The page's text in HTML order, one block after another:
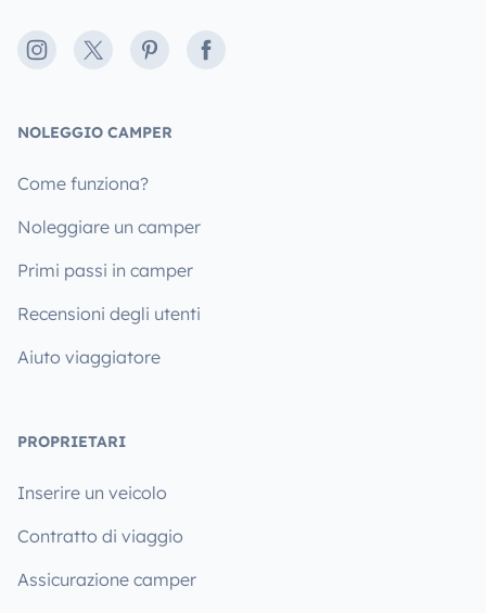
Instagram
X PinterestFacebook
NOLEGGIO CAMPER
Come funziona?
Noleggiare un camper
Primi passi in camper
Recensioni degli utenti
Aiuto viaggiatore
PROPRIETARI
Inserire un veicolo
Contratto di viaggio
Assicurazione camper